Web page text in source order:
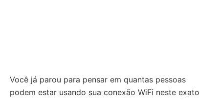
Você já parou para pensar em quantas pessoas
podem estar usando sua conexão WiFi neste exato